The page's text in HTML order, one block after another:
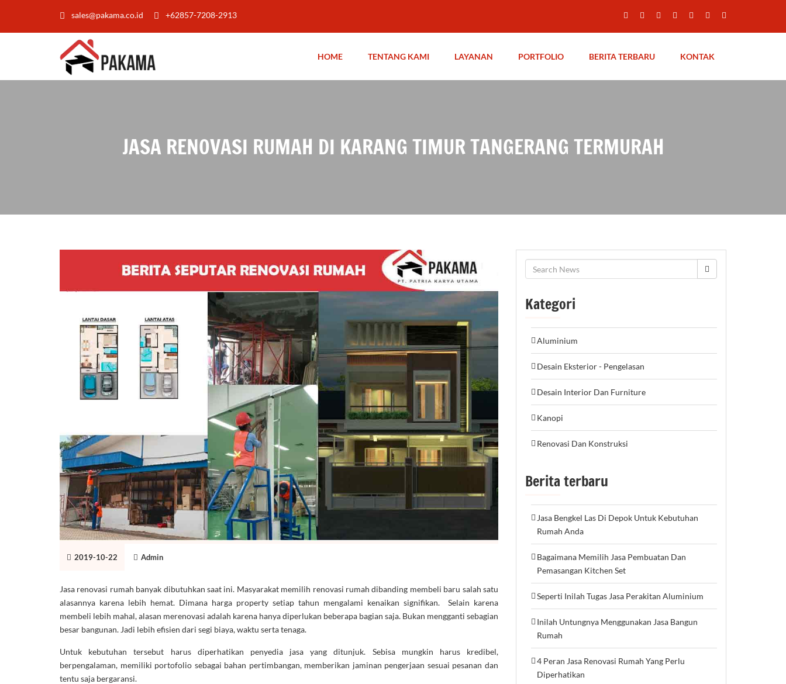
sales@pakama.co.id +62857-7208-2913
HOME TENTANG KAMI LAYANAN PORTFOLIO BERITA TERBARU KONTAK
JASA RENOVASI RUMAH DI KARANG TIMUR TANGERANG TERMURAH
2019-10-22 Admin
Jasa renovasi rumah banyak dibutuhkan saat ini. Masyarakat memilih renovasi rumah dibanding membeli baru salah satu
alasannya karena lebih hemat. Dimana harga property setiap tahun mengalami kenaikan signifikan. Selain karena
membeli lebih mahal, alasan merenovasi adalah karena hanya diperlukan beberapa bagian saja. Bukan mengganti sebagian
besar bangunan. Jadi lebih efisien dari segi biaya, waktu serta tenaga.
Untuk kebutuhan tersebut harus diperhatikan penyedia jasa yang ditunjuk. Sebisa mungkin harus kredibel,
berpengalaman, memiliki portofolio sebagai bahan pertimbangan, memberikan jaminan pengerjaan sesuai pesanan dan
tentu saja bergaransi.
Kategori
Aluminium
Desain Eksterior - Pengelasan
Desain Interior Dan Furniture
Kanopi
Renovasi Dan Konstruksi
Berita terbaru
Jasa Bengkel Las Di Depok Untuk Kebutuhan
Rumah Anda
Bagaimana Memilih Jasa Pembuatan Dan
Pemasangan Kitchen Set
Seperti Inilah Tugas Jasa Perakitan Aluminium
Inilah Untungnya Menggunakan Jasa Bangun
Rumah
4 Peran Jasa Renovasi Rumah Yang Perlu
Diperhatikan